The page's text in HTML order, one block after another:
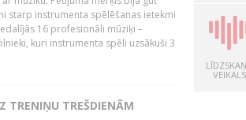
starp instrumenta spēlēšanas ietekmi
16 profesionāli mūziķi –
kuri instrumenta spēli uzsākuši 3
TRENIŅU TREŠDIENĀM
VEIKALS